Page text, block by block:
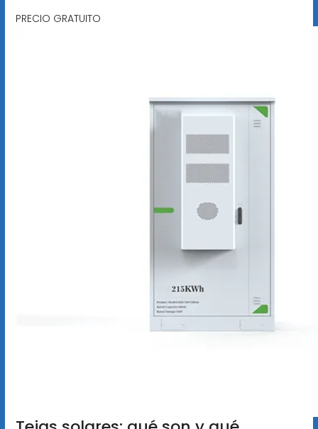
PRECIO GRATUITO